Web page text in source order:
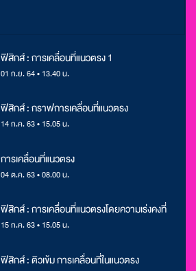
ฟิสิกส์ : การเคลื่อนที่แนวตรง 1
01 ก.ย. 64 • 13.40 น.
ฟิสิกส์ : กราฟการเคลื่อนที่แนวตรง
14 ก.ค. 63 • 15.05 น.
การเคลื่อนที่แนวตรง
04 ต.ค. 63 • 08.00 น.
ฟิสิกส์ : การเคลื่อนที่แนวตรงโดยความเร่งคงที่
15 ก.ค. 63 • 15.05 น.
ฟิสิกส์ : ติวเข้ม การเคลื่อนที่ในแนวตรง